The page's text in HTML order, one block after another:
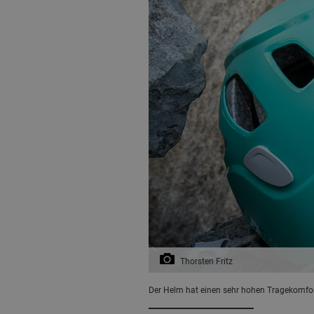
Thorsten Fritz
Der Helm hat einen sehr hohen